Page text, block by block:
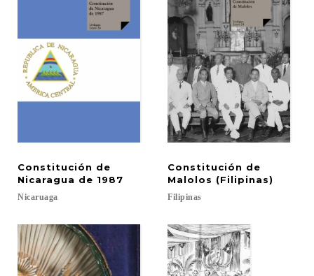
Constitución de
Nicaragua de 1987
Nicaruaga
Constitución de
Malolos (Filipinas)
Filipinas